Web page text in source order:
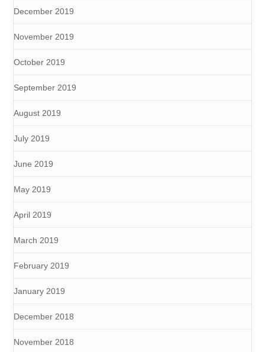
December 2019
November 2019
October 2019
September 2019
August 2019
July 2019
June 2019
May 2019
April 2019
March 2019
February 2019
January 2019
December 2018
November 2018